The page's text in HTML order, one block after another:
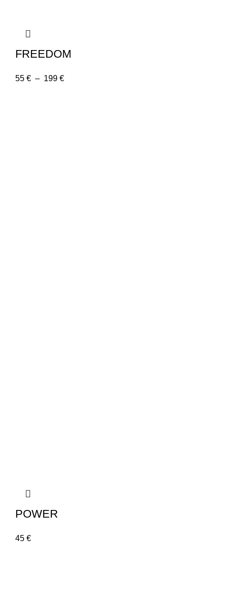
FREEDOM
55 € – 199 €
POWER
45 €